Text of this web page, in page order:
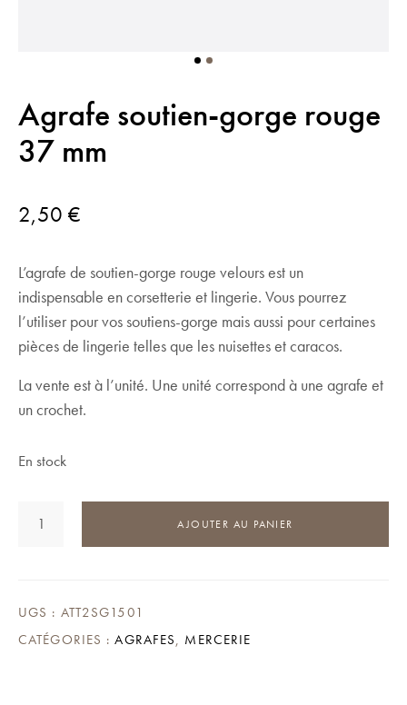
Agrafe soutien-gorge rouge
37 mm
2,50 €
L’agrafe de soutien-gorge rouge velours est un
indispensable en corsetterie et lingerie. Vous pourrez
l’utiliser pour vos soutiens-gorge mais aussi pour certaines
pièces de lingerie telles que les nuisettes et caracos.
La vente est à l’unité. Une unité correspond à une agrafe et
un crochet.
En stock
ROUGE
MM
AJOUTER AU PANIER
UGS : ATT2SG1501
CATÉGORIES :AGRAFES, MERCERIE